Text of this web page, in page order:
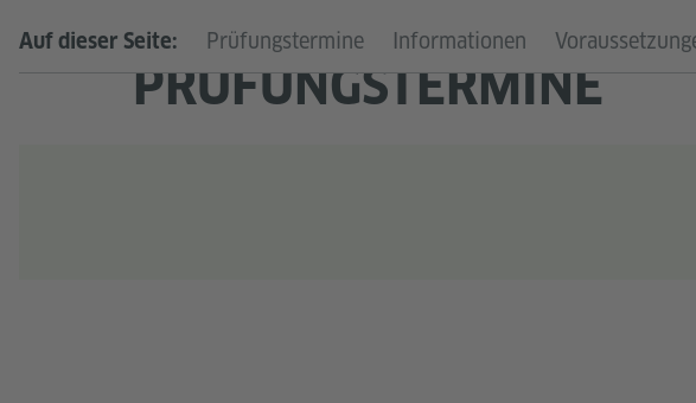
Auf dieser Seite: Prüfungstermine Informationen
PRÜFUNGSTERMINE